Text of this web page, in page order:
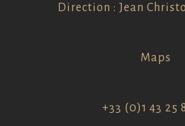
Direction : Jean
Maps
+33 (0)1 43 25